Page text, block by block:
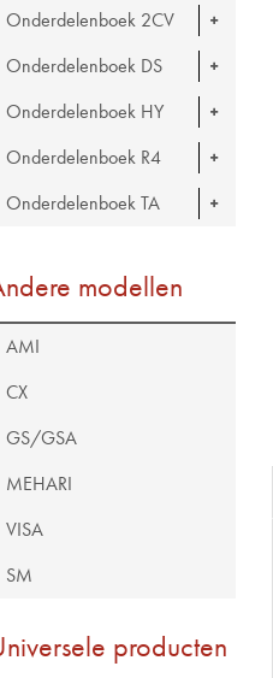
Onderdelenboek 2CV
Onderdelenboek DS
Onderdelenboek HY
Onderdelenboek R4
Onderdelenboek TA
modellen
AMI
CX
GS/GSA
MEHARI
VISA
SM
producten